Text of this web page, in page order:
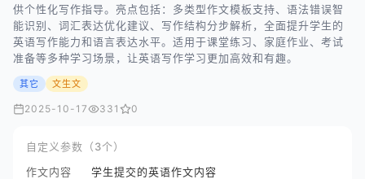
供个性化写作指导。亮点包括：多类型作文模板支持、语法错误智
能识别、词汇表达优化建议、写作结构分步解析，全面提升学生的
英语写作能力和语言表达水平。适用于课堂练习、家庭作业、考试
准备等多种学习场景，让英语写作学习更加高效和有趣。
其它 文生文
2025-10-17 331 0
自定义参数（3个）
作文内容
学生提交的英语作文内容